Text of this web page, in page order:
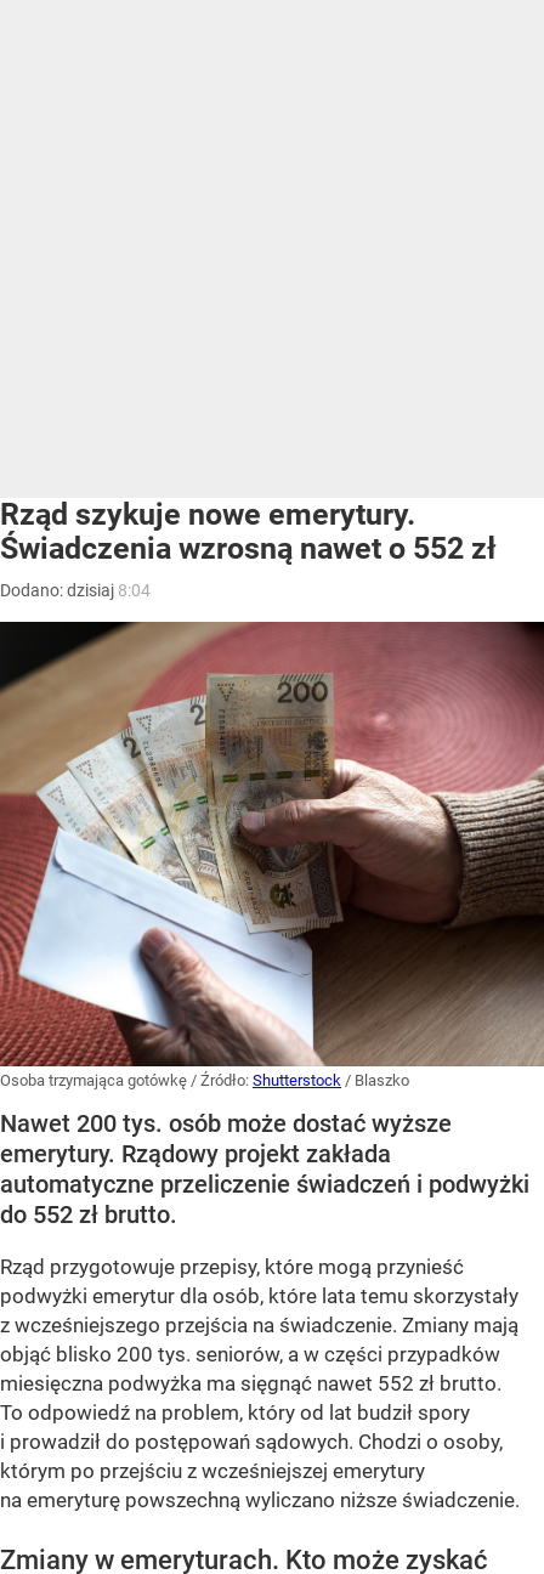
Rząd szykuje nowe emerytury.
Świadczenia wzrosną nawet o 552 zł
Dodano:dzisiaj 8:04
Osoba trzymająca gotówkę / Źródło: Shutterstock / Blaszko
Nawet 200 tys. osób może dostać wyższe
emerytury. Rządowy projekt zakłada
automatyczne przeliczenie świadczeń i podwyżki
do 552 zł brutto.
Rząd przygotowuje przepisy, które mogą przynieść
podwyżki emerytur dla osób, które lata temu skorzystały
z wcześniejszego przejścia na świadczenie. Zmiany mają
objąć blisko 200 tys. seniorów, a w części przypadków
miesięczna podwyżka ma sięgnąć nawet 552 zł brutto.
To odpowiedź na problem, który od lat budził spory
i prowadził do postępowań sądowych. Chodzi o osoby,
którym po przejściu z wcześniejszej emerytury
na emeryturę powszechną wyliczano niższe świadczenie.
Zmiany w emeryturach. Kto może zyskać